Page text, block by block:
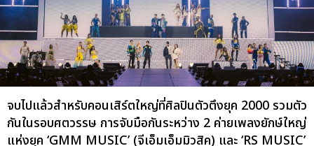
จบไปแล้วสำหรับคอนเสิร์ตใหญ่ที่ศิลปินตัวตึงยุค 2000 รวมตัว
กันในรอบศตวรรษ การจับมือกันระหว่าง 2 ค่ายเพลงยักษ์ใหญ่
แห่งยุค ‘GMM MUSIC’ (จีเอ็มเอ็มมิวสิค) และ ‘RS MUSIC’